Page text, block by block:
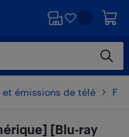
et émissions de télé
[Blu-ray